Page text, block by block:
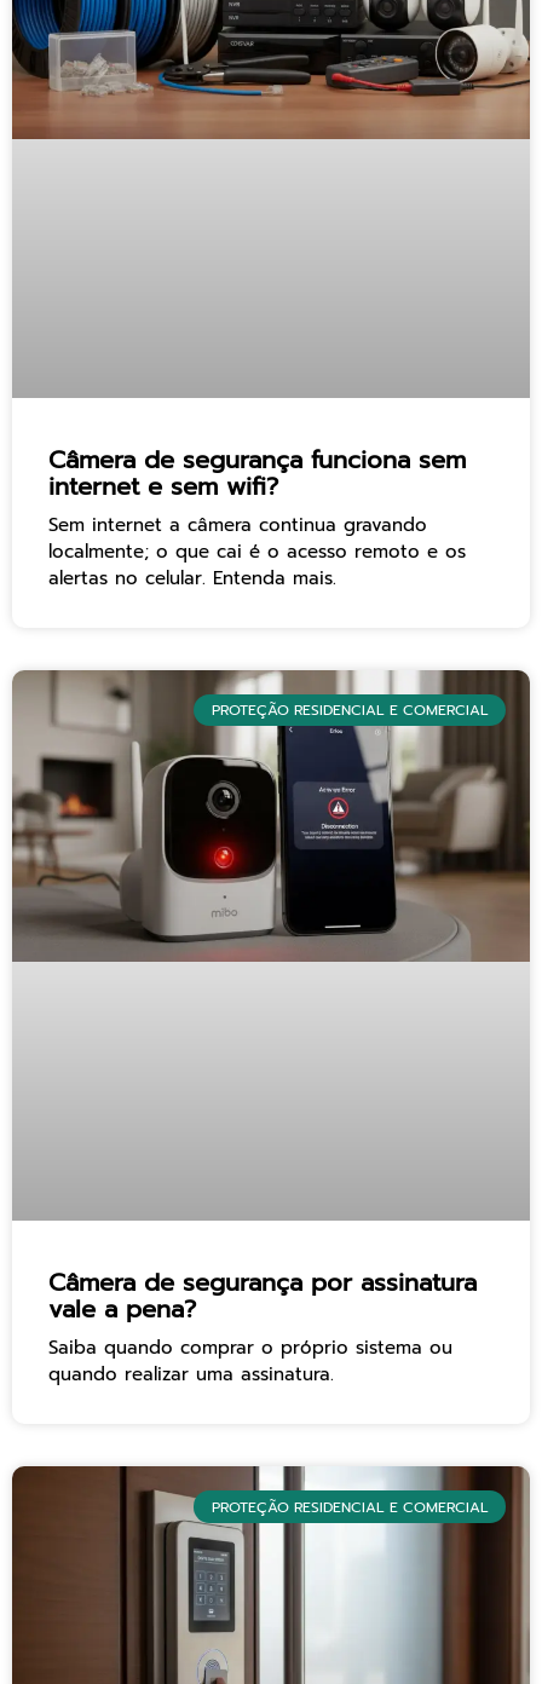
Câmera de segurança funciona sem
internet e sem wifi?
Sem internet a câmera continua gravando
localmente; o que cai é o acesso remoto e os
alertas no celular. Entenda mais.
PROTEÇÃO RESIDENCIAL E COMERCIAL
Câmera de segurança por assinatura
vale a pena?
Saiba quando comprar o próprio sistema ou
quando realizar uma assinatura.
PROTEÇÃO RESIDENCIAL E COMERCIAL